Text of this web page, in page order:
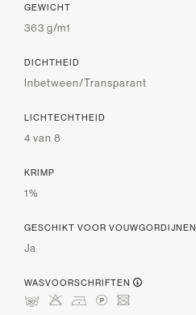
GEWICHT
363 g/m1
DICHTHEID
Inbetween/Transparant
LICHTECHTHEID
4 van 8
KRIMP
1%
GESCHIKT VOOR VOUWGORDIJNEN
Ja
WASVOORSCHRIFTEN
mHDLU